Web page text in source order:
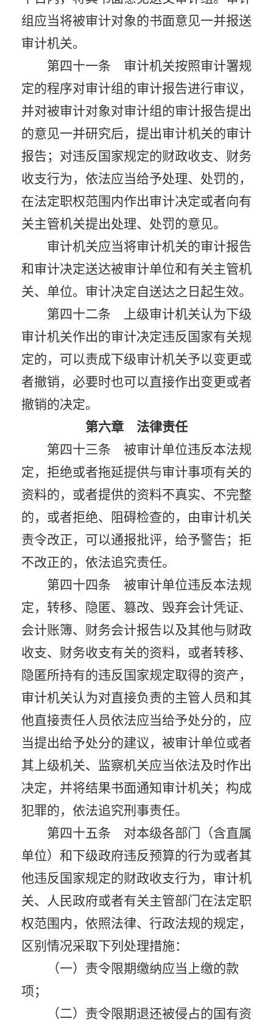
组应当将被审计对象的书面意见一并报送
审计机关。
第四十一条 审计机关按照审计署规
定的程序对审计组的审计报告进行审议，
并对被审计对象对审计组的审计报告提出
的意见一并研究后，提出审计机关的审计
报告；对违反国家规定的财政收支、财务
收支行为，依法应当给予处理、处罚的，
在法定职权范围内作出审计决定或者向有
关主管机关提出处理、处罚的意见。
审计机关应当将审计机关的审计报告
和审计决定送达被审计单位和有关主管机
关、单位。审计决定自送达之日起生效。
第四十二条 上级审计机关认为下级
审计机关作出的审计决定违反国家有关规
定的，可以责成下级审计机关予以变更或
者撤销，必要时也可以直接作出变更或者
撤销的决定。
第六章 法律责任
第四十三条 被审计单位违反本法规
定，拒绝或者拖延提供与审计事项有关的
资料的，或者提供的资料不真实、不完整
的，或者拒绝、阻碍检查的，由审计机关
责令改正，可以通报批评，给予警告；拒
不改正的，依法追究责任。
第四十四条 被审计单位违反本法规
定，转移、隐匿、篡改、毁弃会计凭证、
会计账簿、财务会计报告以及其他与财政
收支、财务收支有关的资料，或者转移、
隐匿所持有的违反国家规定取得的资产，
审计机关认为对直接负责的主管人员和其
他直接责任人员依法应当给予处分的，应
当提出给予处分的建议，被审计单位或者
其上级机关、监察机关应当依法及时作出
决定，并将结果书面通知审计机关；构成
犯罪的，依法追究刑事责任。
第四十五条 对本级各部门（含直属
单位）和下级政府违反预算的行为或者其
他违反国家规定的财政收支行为，审计机
关、人民政府或者有关主管部门在法定职
权范围内，依照法律、行政法规的规定，
区别情况采取下列处理措施：
（一）责令限期缴纳应当上缴的款
项；
（二）责令限期退还被侵占的国有资